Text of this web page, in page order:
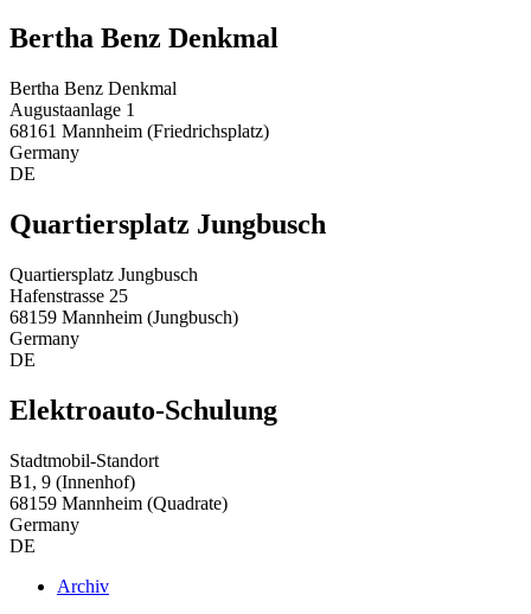
Bertha Benz Denkmal
Bertha Benz Denkmal
Augustaanlage 1
68161 Mannheim (Friedrichsplatz)
Germany
DE
Quartiersplatz Jungbusch
Quartiersplatz Jungbusch
Hafenstrasse 25
68159 Mannheim (Jungbusch)
Germany
DE
Elektroauto-Schulung
Stadtmobil-Standort
B1, 9 (Innenhof)
68159 Mannheim (Quadrate)
Germany
DE
Archiv